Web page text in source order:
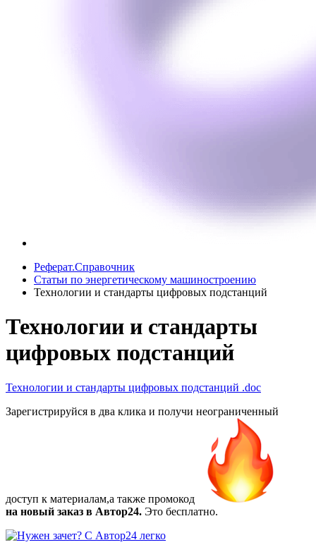
Реферат.Справочник
Статьи по энергетическому машиностроению
Технологии и стандарты цифровых подстанций
Технологии и стандарты
цифровых подстанций
Технологии и стандарты цифровых подстанций .doc
Зарегистрируйся в два клика и получи неограниченный
доступ к материалам,а также промокод
на новый заказ в Автор24. Это бесплатно.